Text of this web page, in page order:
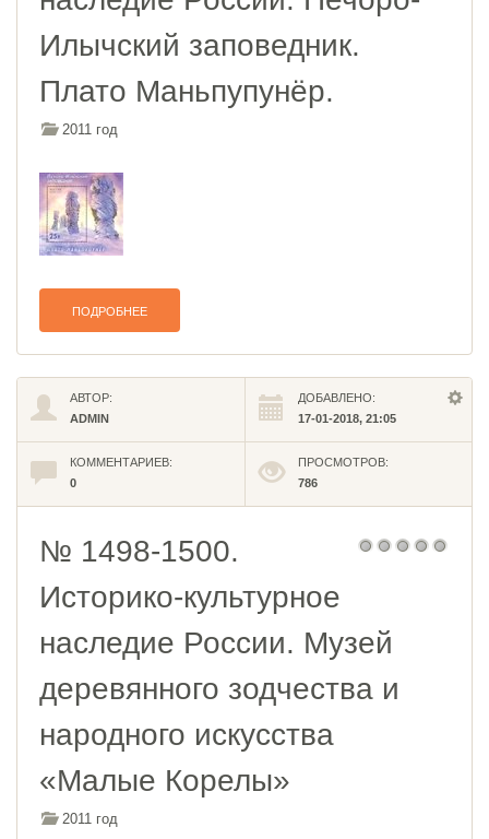
Илычский заповедник.
Плато Маньпупунёр.
2011 год
ПОДРОБНЕЕ
АВТОР:
ADMIN
ДОБАВЛЕНО:
17-01-2018, 21:05
КОММЕНТАРИЕВ:
0
ПРОСМОТРОВ:
786
№ 1498-1500.
Историко-культурное
наследие России. Музей
деревянного зодчества и
народного искусства
«Малые Корелы»
2011 год